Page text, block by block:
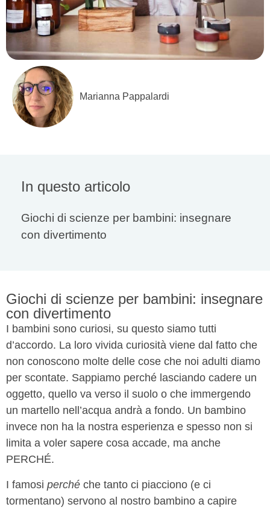
Marianna Pappalardi
In questo articolo
Giochi di scienze per bambini: insegnare
con divertimento
Giochi di scienze per bambini: insegnare
con divertimento
I bambini sono curiosi, su questo siamo tutti
d’accordo. La loro vivida curiosità viene dal fatto che
non conoscono molte delle cose che noi adulti diamo
per scontate. Sappiamo perché lasciando cadere un
oggetto, quello va verso il suolo o che immergendo
un martello nell’acqua andrà a fondo. Un bambino
invece non ha la nostra esperienza e spesso non si
limita a voler sapere cosa accade, ma anche
PERCHÉ.
I famosi perché che tanto ci piacciono (e ci
tormentano) servono al nostro bambino a capire